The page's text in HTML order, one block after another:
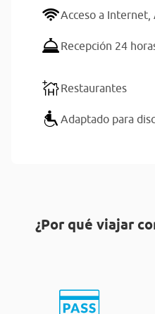
Acceso a Internet,
Recepción 24
Restaurantes
Adaptado para
¿Por qué viajar